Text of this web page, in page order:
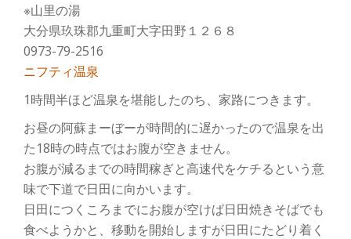
※山里の湯
大分県玖珠郡九重町大字田野１２６８
0973-79-2516
ニフティ温泉
1時間半ほど温泉を堪能したのち、家路につきます。
お昼の阿蘇まーぼーが時間的に遅かったので温泉を出
た18時の時点ではお腹が空きません。
お腹が減るまでの時間稼ぎと高速代をケチるという意
味で下道で日田に向かいます。
日田につくころまでにお腹が空けば日田焼きそばでも
食べようかと、移動を開始しますが日田にたどり着く